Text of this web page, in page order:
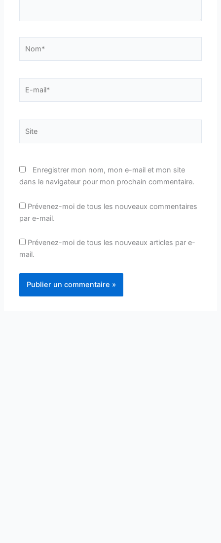
mail*
Enregistrer mon nom, mon e-mail et mon site
dans le navigateur pour mon prochain commentaire.
Prévenez-moi de tous les nouveaux commentaires
par e-mail.
Prévenez-moi de tous les nouveaux articles par e-
mail.